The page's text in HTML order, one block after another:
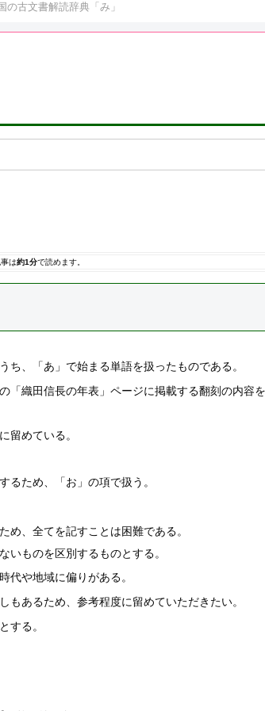
の古文書解読辞典「み」
は約1分で読めます。
、「あ」で始まる単語を扱ったものである。
「織田信長の年表」ページに掲載する翻刻の内容
留めている。
るため、「お」の項で扱う。
め、全てを記すことは困難である。
いものを区別するものとする。
代や地域に偏りがある。
あるため、参考程度に留めていただきたい。
する。